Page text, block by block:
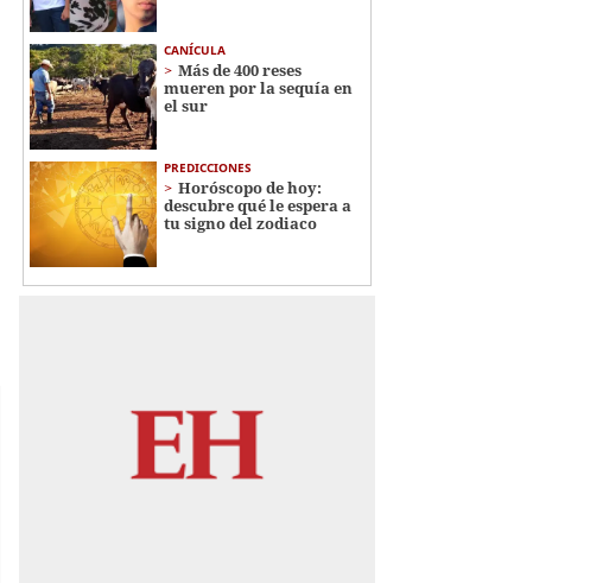
CANÍCULA
Más de 400 reses
mueren por la sequía en
el sur
PREDICCIONES
Horóscopo de hoy:
descubre qué le espera a
tu signo del zodiaco